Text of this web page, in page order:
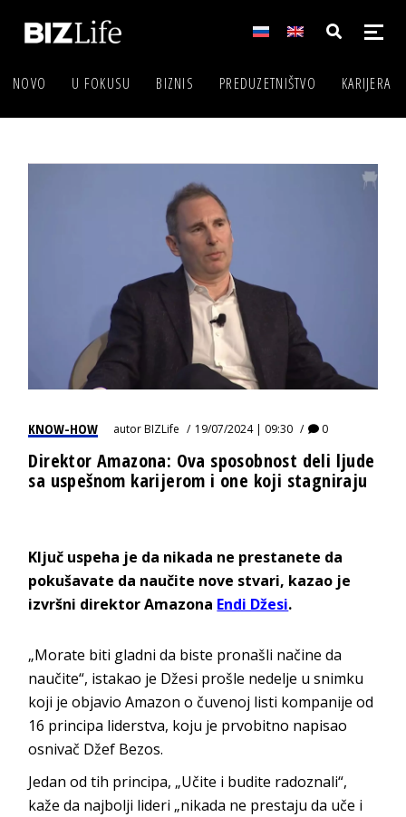
NOVO U FOKUSU BIZNIS PREDUZETNIŠTVO KARIJERA
KNOW-HOW autorBIZLife 19/07/2024 | 09:30 0
Direktor Amazona: Ova sposobnost deli ljude
sa uspešnom karijerom i one koji stagniraju
Ključ uspeha je da nikada ne prestanete da
pokušavate da naučite nove stvari, kazao je
izvršni direktor Amazona Endi Džesi.
„Morate biti gladni da biste pronašli načine da
naučite“, istakao je Džesi prošle nedelje u snimku
koji je objavio Amazon o čuvenoj listi kompanije od
16 principa liderstva, koju je prvobitno napisao
osnivač Džef Bezos.
Jedan od tih principa, „Učite i budite radoznali“,
kaže da najbolji lideri „nikada ne prestaju da uče i